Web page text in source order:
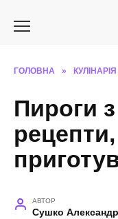
ГОЛОВНА » КУЛІНАРІЯ
Пироги
АВТОР
Сушко